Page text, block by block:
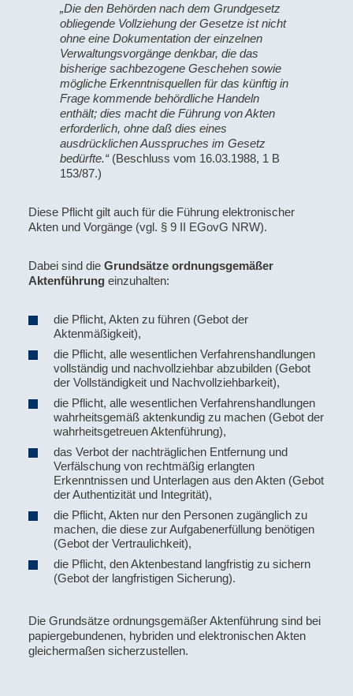
„Die den Behörden nach dem Grundgesetz
obliegende Vollziehung der Gesetze ist nicht
ohne eine Dokumentation der einzelnen
Verwaltungsvorgänge denkbar, die das
bisherige sachbezogene Geschehen sowie
mögliche Erkenntnisquellen für das künftig in
Frage kommende behördliche Handeln
enthält; dies macht die Führung von Akten
erforderlich, ohne daß dies eines
ausdrücklichen Ausspruches im Gesetz
bedürfte.“(Beschluss vom 16.03.1988, 1 B
153/87.)
Diese Pflicht gilt auch für die Führung elektronischer
Akten und Vorgänge (vgl. § 9 II EGovG NRW).
Dabei sind die Grundsätze ordnungsgemäßer
Aktenführung einzuhalten:
die Pflicht, Akten zu führen (Gebot der
Aktenmäßigkeit),
die Pflicht, alle wesentlichen Verfahrenshandlungen
vollständig und nachvollziehbar abzubilden (Gebot
der Vollständigkeit und Nachvollziehbarkeit),
die Pflicht, alle wesentlichen Verfahrenshandlungen
wahrheitsgemäß aktenkundig zu machen (Gebot der
wahrheitsgetreuen Aktenführung),
das Verbot der nachträglichen Entfernung und
Verfälschung von rechtmäßig erlangten
Erkenntnissen und Unterlagen aus den Akten (Gebot
der Authentizität und Integrität),
die Pflicht, Akten nur den Personen zugänglich zu
machen, die diese zur Aufgabenerfüllung benötigen
(Gebot der Vertraulichkeit),
die Pflicht, den Aktenbestand langfristig zu sichern
(Gebot der langfristigen Sicherung).
Die Grundsätze ordnungsgemäßer Aktenführung sind bei
papiergebundenen, hybriden und elektronischen Akten
gleichermaßen sicherzustellen.